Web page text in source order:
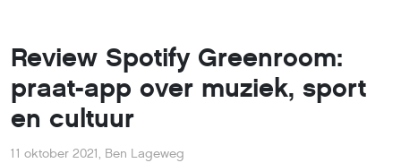
Review Spotify Greenroom:
praat-app over muziek, sport
en cultuur
11 oktober 2021, Ben Lageweg